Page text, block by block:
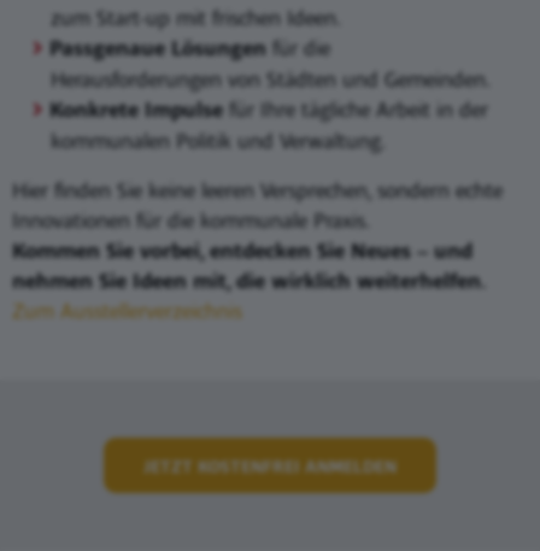
zum Start-up mit frischen Ideen.
Passgenaue Lösungen für die
Herausforderungen von Städten und Gemeinden.
Konkrete Impulse für Ihre tägliche Arbeit in der
kommunalen Politik und Verwaltung.
Hier finden Sie keine leeren Versprechen, sondern echte
Innovationen für die kommunale Praxis.
Kommen Sie vorbei, entdecken Sie Neues – und
nehmen Sie Ideen mit, die wirklich weiterhelfen.
Zum Ausstellerverzeichnis
JETZT KOSTENFREI ANMELDEN